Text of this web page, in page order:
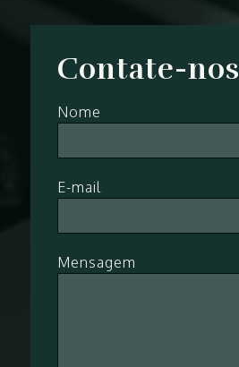
Contate-nos
Nome
E-mail
Mensagem